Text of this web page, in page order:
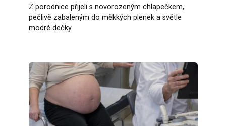
Z porodnice přijeli s novorozeným chlapečkem,
pečlivě zabaleným do měkkých plenek a světle
modré dečky.